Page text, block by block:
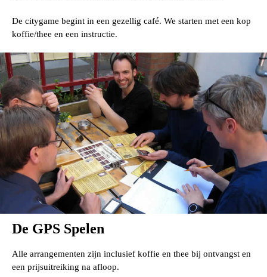
De citygame begint in een gezellig café. We starten met een kop
koffie/thee en een instructie.
De GPS Spelen
Alle arrangementen zijn inclusief koffie en thee bij ontvangst en
een prijsuitreiking na afloop.